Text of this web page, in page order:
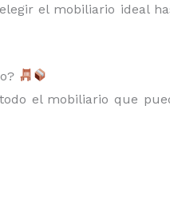
el mobiliario ideal
el mobiliario que